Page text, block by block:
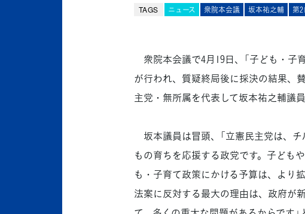
TAGS ニュース 衆院本会議 坂本祐之輔 第
衆院本会議で4月19日、「子ども・子
が行われ、質疑終局後に採決の結果、
主党・無所属を代表して坂本祐之輔議
坂本議員は冒頭、「立憲民主党は、
もの育ちを応援する政党です。子ども
も・子育て政策にかける予算は、より
法案に反対する最大の理由は、政府が